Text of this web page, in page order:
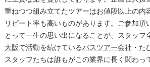
重ねつつ組み立てたツアーはお値段以上の内
リピート率も高いものがあります。ご参加頂
とって一生の思い出になることが、スタッフ
大阪で活動を続けているバスツアー会社・た
スタッフたちは誰もがこの業界に長く関わっ